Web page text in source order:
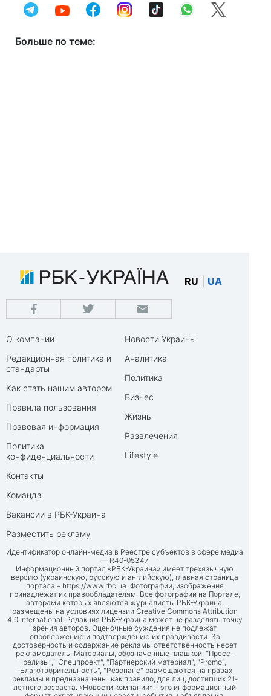
Больше по теме:
RU UA
О компании
Редакционная политика и
стандарты
Как стать нашим автором
Правила пользования
Правовая информация
Политика
конфиденциальности
Контакты
Команда
Вакансии в РБК-Украина
Разместить рекламу
Новости Украины
Аналитика
Политика
Бизнес
Жизнь
Развлечения
Lifestyle
Идентификатор онлайн-медиа в Реестре субъектов в сфере медиа
— R40-05347
Информационный портал «РБК-Украина» имеет трехязычную
версию (украинскую, русскую и английскую), главная страница
портала – https://www.rbc.ua. Фотографии, изображения
принадлежат их правообладателям. Все фотографии на Портале,
авторами которых являются журналисты РБК-Украина,
размещены на условиях лицензии Creative Commons Attribution
4.0 International. Редакция РБК-Украина может не разделять точку
зрения авторов. Оценочные суждения не подлежат
опровержению и подтверждению их правдивости. За
достоверность и содержание рекламы ответственность несет
рекламодатель. Материалы, обозначенные плашкой: "Пресс-
релизы", "Спецпроект", "Партнерский материал", "Promo",
"Благотворительность", "Резонанс" размещаются на правах
рекламы и предназначены, как правило, для лиц, достигших 21-
летнего возраста. «Новости компании» – это информационный